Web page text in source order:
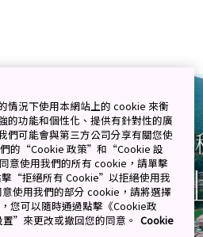
情況下使用本網站上的 cookie 來衡
的功能和個性化、提供有針對性的廣
們可能會與第三方公司分享有關您使
們的“Cookie 政策”和“Cookie 設
意使用我們的所有 cookie，請單擊
“拒絕所有 Cookie”以拒絕使用我
使用我們的部分 cookie，請將選擇
您可以隨時通過點擊《Cookie政
”來更改或撤回您的同意。 Cookie